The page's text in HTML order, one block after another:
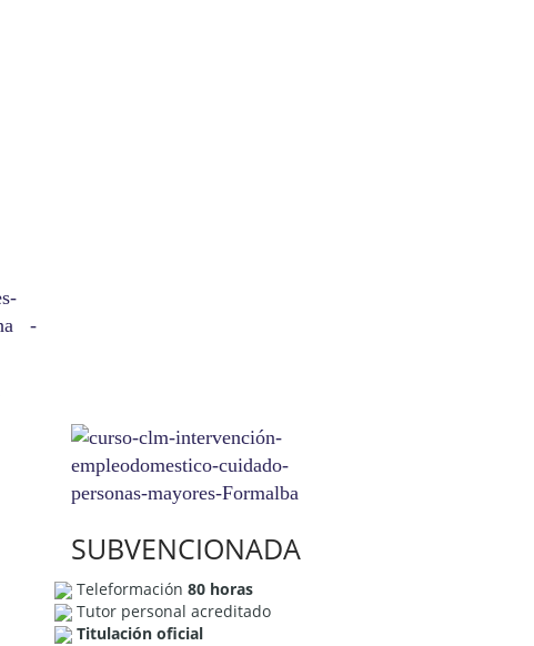
SUBVENCIONADA
Teleformación 80 horas
Tutor personal acreditado
Titulación oficial